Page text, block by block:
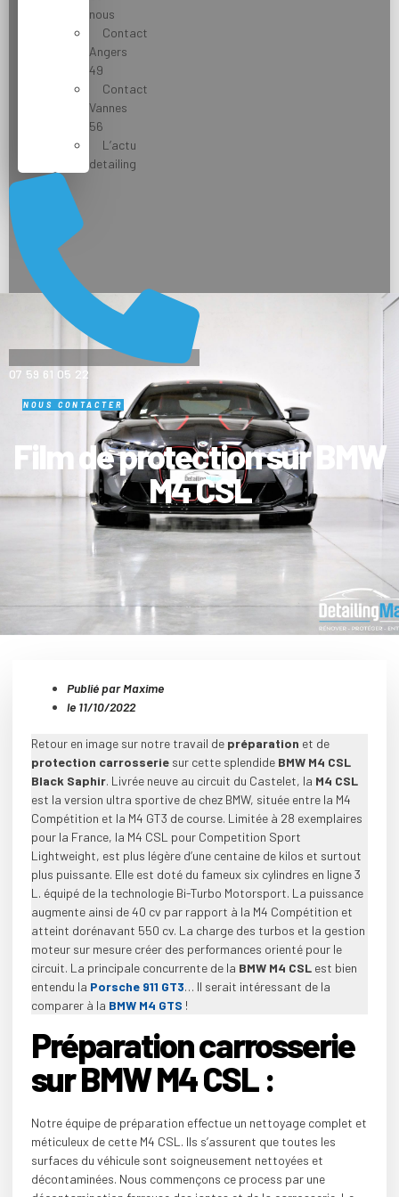
nous
Contact
Angers
49
Contact
Vannes
56
L’actu
detailing
07 59 61 05 22
NOUS CONTACTER
Film de protection sur BMW
M4 CSL
Publié par Maxime
le 11/10/2022
Retour en image sur notre travail de préparation et de
protection carrosserie sur cette splendide BMW M4 CSL
Black Saphir. Livrée neuve au circuit du Castelet, la M4 CSL
est la version ultra sportive de chez BMW, située entre la M4
Compétition et la M4 GT3 de course. Limitée à 28 exemplaires
pour la France, la M4 CSL pour Competition Sport
Lightweight, est plus légère d’une centaine de kilos et surtout
plus puissante. Elle est doté du fameux six cylindres en ligne 3
L. équipé de la technologie Bi-Turbo Motorsport. La puissance
augmente ainsi de 40 cv par rapport à la M4 Compétition et
atteint dorénavant 550 cv. La charge des turbos et la gestion
moteur sur mesure créer des performances orienté pour le
circuit. La principale concurrente de la BMW M4 CSL est bien
entendu la Porsche 911 GT3… Il serait intéressant de la
comparer à la BMW M4 GTS !
Préparation carrosserie
sur BMW M4 CSL :
Notre équipe de préparation effectue un nettoyage complet et
méticuleux de cette M4 CSL. Ils s’assurent que toutes les
surfaces du véhicule sont soigneusement nettoyées et
décontaminées. Nous commençons ce process par une